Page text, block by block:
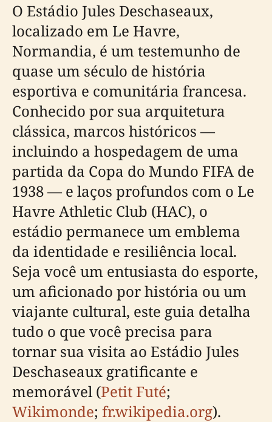
O Estádio Jules Deschaseaux,
localizado em Le Havre,
Normandia, é um testemunho de
quase um século de história
esportiva e comunitária francesa.
Conhecido por sua arquitetura
clássica, marcos históricos —
incluindo a hospedagem de uma
partida da Copa do Mundo FIFA de
1938 — e laços profundos com o Le
Havre Athletic Club (HAC), o
estádio permanece um emblema
da identidade e resiliência local.
Seja você um entusiasta do esporte,
um aficionado por história ou um
viajante cultural, este guia detalha
tudo o que você precisa para
tornar sua visita ao Estádio Jules
Deschaseaux gratificante e
memorável (Petit Futé;
Wikimonde; fr.wikipedia.org).